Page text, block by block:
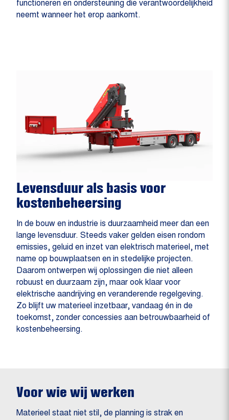
functioneren en ondersteuning die verantwoordelijkheid
neemt wanneer het erop aankomt.
Levensduur als basis voor
kostenbeheersing
In de bouw en industrie is duurzaamheid meer dan een
lange levensduur. Steeds vaker gelden eisen rondom
emissies, geluid en inzet van elektrisch materieel, met
name op bouwplaatsen en in stedelijke projecten.
Daarom ontwerpen wij oplossingen die niet alleen
robuust en duurzaam zijn, maar ook klaar voor
elektrische aandrijving en veranderende regelgeving.
Zo blijft uw materieel inzetbaar, vandaag én in de
toekomst, zonder concessies aan betrouwbaarheid of
kostenbeheersing.
Voor wie wij werken
Materieel staat niet stil, de planning is strak en